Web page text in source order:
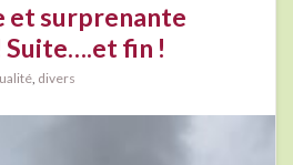
et surprenante
Suite….et fin !
, divers